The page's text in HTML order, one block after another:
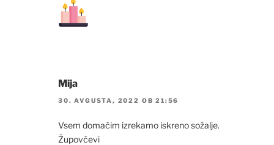
Mija
30. AVGUSTA, 2022 OB 21:56
Vsem domačim izrekamo iskreno sožalje.
Župovčevi